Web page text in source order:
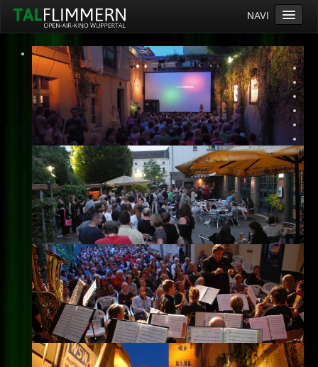
NAVI
Home
Programm
Service
Ticketinfos
Ort
Anreise
Wetter
Kinogutschein
Konzept
Archiv
Kontakt
Impressum
Datenschutz